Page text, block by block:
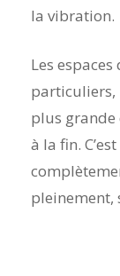
la vibration.
Les
particuliers,
plus
à la fin.
pleinement,